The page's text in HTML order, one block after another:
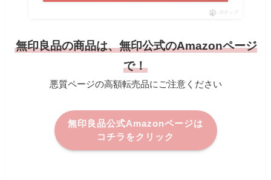
ポチップ
無印良品の商品は、無印公式のAmazonページ
で！
悪質ページの高額転売品にご注意ください
無印良品公式Amazonページは
コチラをクリック